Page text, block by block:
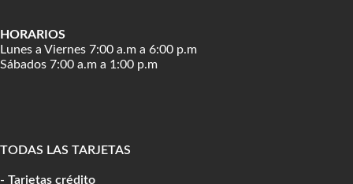
HORARIOS
Lunes a Viernes 7:00 a.m a 6:00 p.m
Sábados 7:00 a.m a 1:00 p.m
TODAS LAS TARJETAS
- Tarjetas crédito